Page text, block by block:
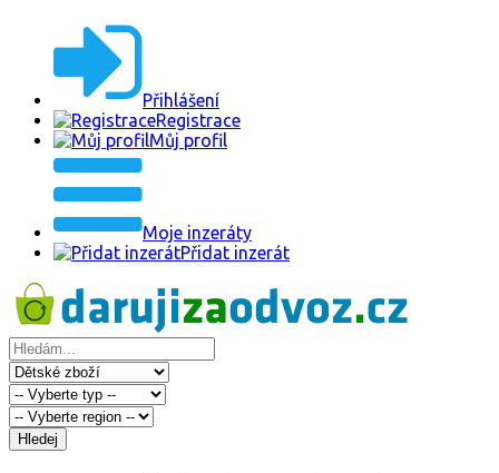
Přihlášení
Registrace
Můj profil
Moje inzeráty
Přidat inzerát
Hledej